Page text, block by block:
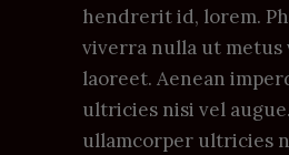
hendrerit id, lorem.
viverra nulla ut metus
laoreet. Aenean
ultricies nisi vel
ullamcorper ultricies